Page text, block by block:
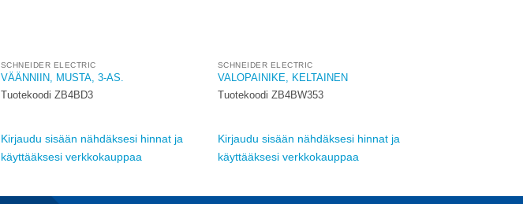
SCHNEIDER ELECTRIC
VÄÄNNIIN, MUSTA, 3-AS.
Tuotekoodi ZB4BD3
Kirjaudu sisään nähdäksesi hinnat ja
käyttääksesi verkkokauppaa
SCHNEIDER ELECTRIC
VALOPAINIKE, KELTAINEN
Tuotekoodi ZB4BW353
Kirjaudu sisään nähdäksesi hinnat ja
käyttääksesi verkkokauppaa